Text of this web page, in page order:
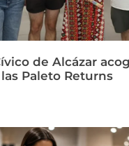
de Alcázar
Paleto Returns